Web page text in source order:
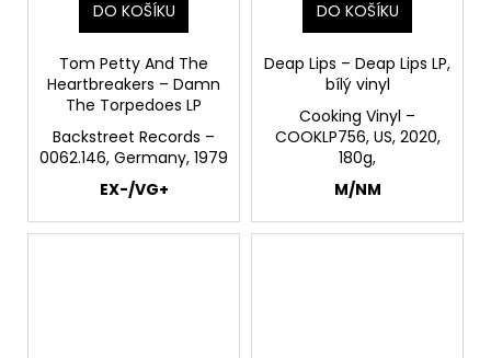
DO KOŠÍKU
Tom Petty And The
Heartbreakers – Damn
The Torpedoes LP
Backstreet Records –
0062.146, Germany, 1979
EX-/VG+
DO KOŠÍKU
Deap Lips – Deap Lips LP,
bílý vinyl
Cooking Vinyl –
COOKLP756, US, 2020,
180g,
M/NM